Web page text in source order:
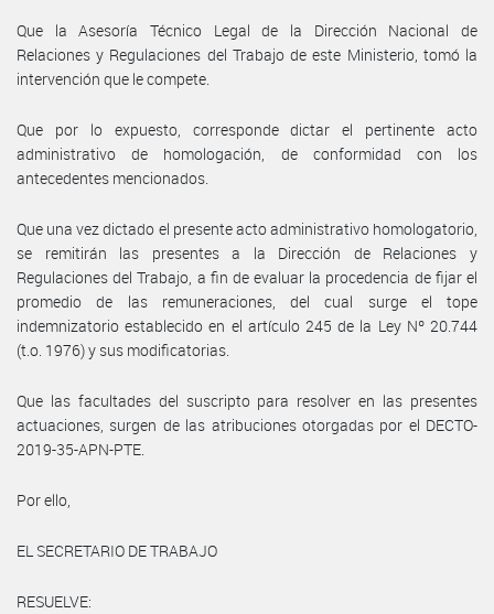
Que la Asesoría Técnico Legal de la Dirección Nacional de
Relaciones y Regulaciones del Trabajo de este Ministerio, tomó la
intervención que le compete.
Que por lo expuesto, corresponde dictar el pertinente acto
administrativo de homologación, de conformidad con los
antecedentes mencionados.
Que una vez dictado el presente acto administrativo homologatorio,
se remitirán las presentes a la Dirección de Relaciones y
Regulaciones del Trabajo, a fin de evaluar la procedencia de fijar el
promedio de las remuneraciones, del cual surge el tope
indemnizatorio establecido en el artículo 245 de la Ley Nº 20.744
(t.o. 1976) y sus modificatorias.
Que las facultades del suscripto para resolver en las presentes
actuaciones, surgen de las atribuciones otorgadas por el DECTO-
2019-35-APN-PTE.
Por ello,
EL SECRETARIO DE TRABAJO
RESUELVE: